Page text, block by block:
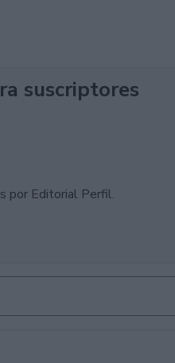
suscriptores
por Editorial Perfil.